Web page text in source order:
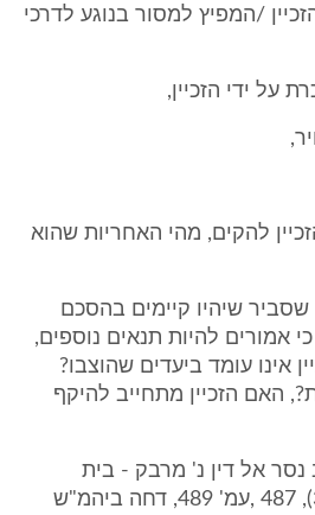
/המפיץ למסור בנוגע לדרכי
על ידי הזכיין,
להקים, מהי האחריות שהוא
שיהיו קיימים בהסכם
אמורים להיות תנאים נוספים,
אינו עומד ביעדים שהוצבו?
האם הזכיין מתחייב להיקף
98 - מוניב נסר אל דין נ' מרבק - בית
מטבחיים .תק-על 99(3), 487 ,עמ' 489, דחה ביהמ"ש